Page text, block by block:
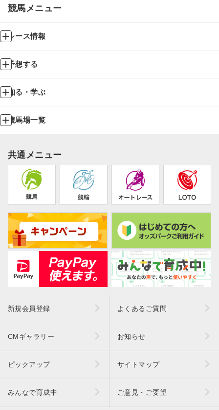
競馬メニュー
レース情報
予想する
知る・学ぶ
競馬場一覧
共通メニュー
新規会員登録 よくあるご質問
CMギャラリー お知らせ
ピックアップ サイトマップ
みんなで育成中 ご意見・ご要望